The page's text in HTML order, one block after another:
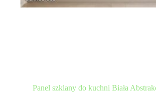
Panel szklany do kuchni Biała